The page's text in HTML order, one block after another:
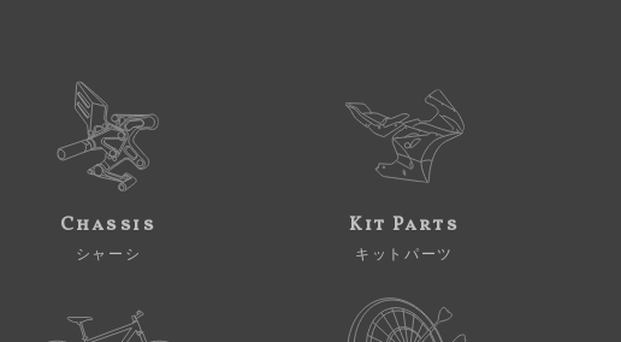
Chassis
シャーシ
Kit Parts
キットパーツ